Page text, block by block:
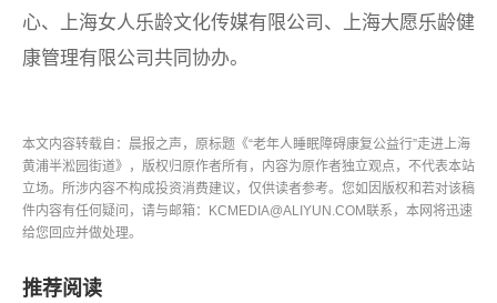
心、上海女人乐龄文化传媒有限公司、上海大愿乐龄健
康管理有限公司共同协办。
本文内容转载自：晨报之声，原标题《“老年人睡眠障碍康复公益行”走进上海
黄浦半淞园街道》，版权归原作者所有，内容为原作者独立观点，不代表本站
立场。所涉内容不构成投资消费建议，仅供读者参考。您如因版权和若对该稿
件内容有任何疑问，请与邮箱：KCMEDIA@ALIYUN.COM联系，本网将迅速
给您回应并做处理。
推荐阅读